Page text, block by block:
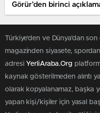
Görür’den birinci
tehlikelidir
Türkiye'den ve Dünya’dan
magazinden siyasete,
adresi YerliAraba.Org
kaynak gösterilmeden alıntı
olarak kopyalanamaz, başka
yapan kişi/kişiler için yasal